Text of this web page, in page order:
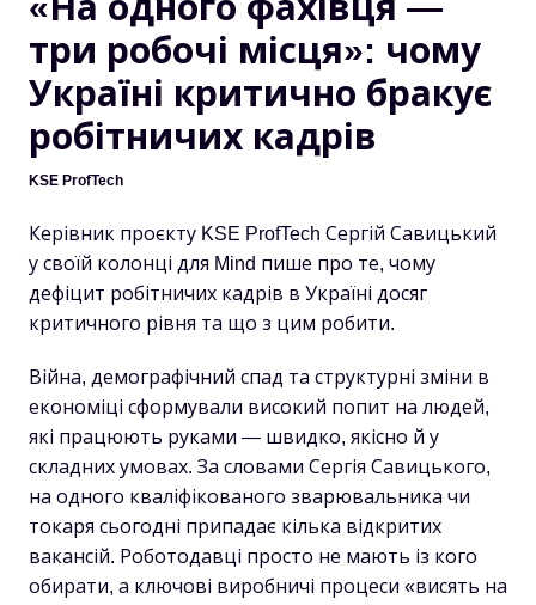
три робочі місця»: чому
Україні критично бракує
робітничих кадрів
KSE ProfTech
Керівник проєкту KSE ProfTech Сергій Савицький
у своїй колонці для Mind пише про те, чому
дефіцит робітничих кадрів в Україні досяг
критичного рівня та що з цим робити.
Війна, демографічний спад та структурні зміни в
економіці сформували високий попит на людей,
які працюють руками — швидко, якісно й у
складних умовах. За словами Сергія Савицького,
на одного кваліфікованого зварювальника чи
токаря сьогодні припадає кілька відкритих
вакансій. Роботодавці просто не мають із кого
обирати, а ключові виробничі процеси «висять на